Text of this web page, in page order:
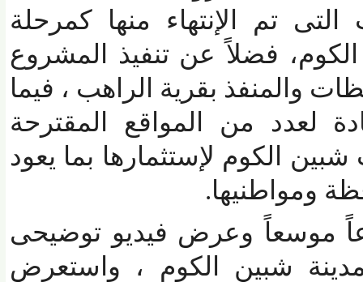
تم الإنتهاء منها كمرحلة
فضلاً عن تنفيذ المشروع
والمنفذ بقرية الراهب ، فيما
من المواقع المقترحة
لإستثمارها بما يعود
ومواطنيها.
موسعاً وعرض فيديو توضيحى
شبين الكوم ، واستعرض